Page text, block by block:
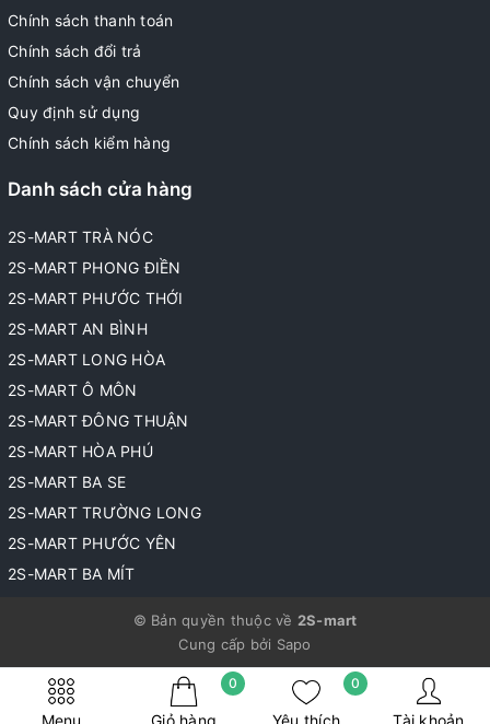
Menu Giỏ hàng
0
Yêu thích
0
Tài khoản
Chính sách thanh toán
Chính sách đổi trả
Chính sách vận chuyển
Quy định sử dụng
Chính sách kiểm hàng
Danh sách cửa hàng
2S-MART TRÀ NÓC
2S-MART PHONG ĐIỀN
2S-MART PHƯỚC THỚI
2S-MART AN BÌNH
2S-MART LONG HÒA
2S-MART Ô MÔN
2S-MART ĐÔNG THUẬN
2S-MART HÒA PHÚ
2S-MART BA SE
2S-MART TRƯỜNG LONG
2S-MART PHƯỚC YÊN
2S-MART BA MÍT
© Bản quyền thuộc về 2S-mart
Cung cấp bởi Sapo